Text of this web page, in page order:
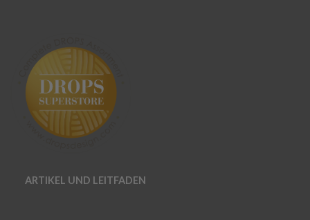
ARTIKEL UND LEITFADEN